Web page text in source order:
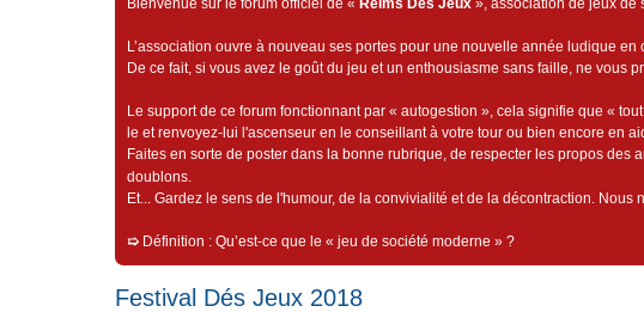
Bienvenue sur le forum officiel de « Reims Dés Jeux », association de jeux de
L’association ouvre à nouveau ses portes pour une nouvelle année ludique
De ce fait, si vous avez le goût du jeu et un enthousiasme sans faille, ne vous
Le support de ce forum fonctionnant par « autogestion », cela signifie que «
le et renvoyez-lui l'ascenseur en le conseillant à votre tour ou bien encore en
Faites en sorte de poster dans la bonne rubrique, de respecter les propos
doublons.
Et... Gardez le sens de l'humour, de la convivialité et de la décontraction. Nous
➯ Définition : Qu’est-ce que le « jeu de société moderne » ?
Festival Dés Jeux 2018